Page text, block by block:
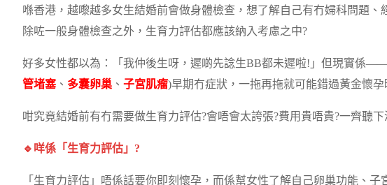
喺香港，越嚟越多女生結婚前會做身體檢查，想了解自己有冇婦科問題
除咗一般身體檢查之外，生育力評估都應該納入考慮之中?
好多女性都以為：「我仲後生呀，遲啲先諗生BB都未遲啦!」但現實係
管堵塞 、 多囊卵巢 、 子宮肌瘤)早期冇症狀，一拖再拖就可能錯過黃金懷孕
咁究竟結婚前有冇需要做生育力評估?會唔會太誇張?費用貴唔貴?一齊聽
🔹咩係「生育力評估」?
「生育力評估」唔係話要你即刻懷孕，而係幫女性了解自己卵巢功能、